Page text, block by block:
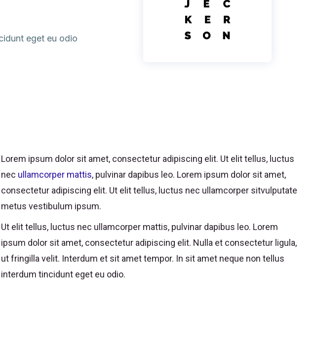
eget eu odio
Lorem ipsum dolor sit amet, consectetur adipiscing elit. Ut elit tellus, luctus
nec ullamcorper mattis, pulvinar dapibus leo. Lorem ipsum dolor sit amet,
consectetur adipiscing elit. Ut elit tellus, luctus nec ullamcorper sitvulputate
metus vestibulum ipsum.
Ut elit tellus, luctus nec ullamcorper mattis, pulvinar dapibus leo. Lorem
ipsum dolor sit amet, consectetur adipiscing elit. Nulla et consectetur ligula,
ut fringilla velit. Interdum et sit amet tempor. In sit amet neque non tellus
interdum tincidunt eget eu odio.